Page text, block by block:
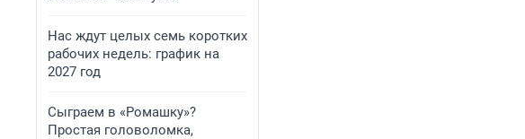
Нас ждут целых семь коротких
рабочих недель: график на
2027 год
Сыграем в «Ромашку»?
Простая головоломка,